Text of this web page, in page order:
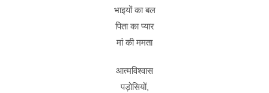
भाइयों का बल
पिता का प्यार
मां की ममता
आत्मविश्वास
पड़ोसियों,